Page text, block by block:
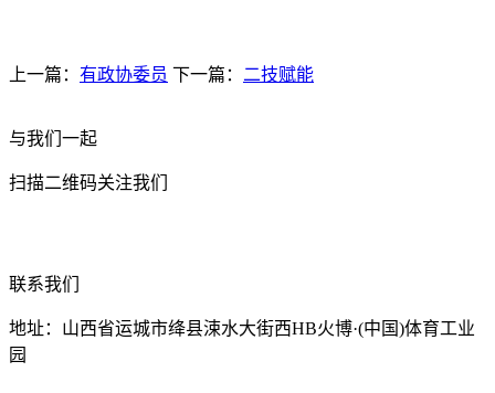
上一篇： 有政协委员 下一篇： 二技赋能
与我们一起
扫描二维码关注我们
联系我们
地址：山西省运城市绛县涑水大街西HB火博·(中国)体育工业
园